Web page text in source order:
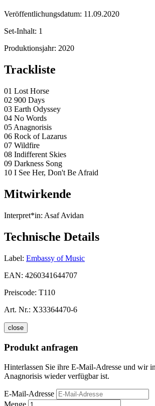
Veröffentlichungsdatum: 11.09.2020
Set-Inhalt: 1
Produktionsjahr: 2020
Trackliste
01 Lost Horse
02 900 Days
03 Earth Odyssey
04 No Words
05 Anagnorisis
06 Rock of Lazarus
07 Wildfire
08 Indifferent Skies
09 Darkness Song
10 I See Her, Don't Be Afraid
Mitwirkende
Interpret*in: Asaf Avidan
Technische Details
Label: Embassy of Music
EAN: 4260341644707
Preiscode: T110
Art. Nr.: X33364470-6
close
Produkt anfragen
Hinterlassen Sie ihre E-Mail-Adresse und wir
Anagnorisis wieder verfügbar ist.
E-Mail-Adresse